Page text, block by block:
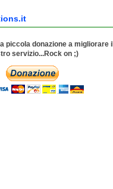
piccola donazione a migliorare il
servizio...Rock on ;)